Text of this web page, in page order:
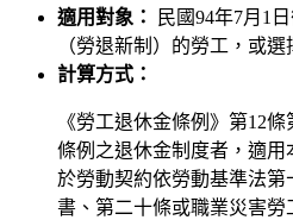
適用對象：
民國94年7月1
（勞退新制）的勞工，或
計算方式：
《勞工退休金條例》第12
條例之退休金制度者，適用
於勞動契約依勞動基準法第
書、第二十條或職業災害勞